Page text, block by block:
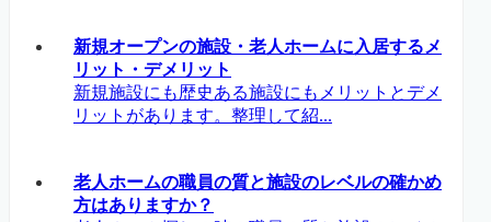
新規オープンの施設・老人ホームに入居するメ
リット・デメリット
新規施設にも歴史ある施設にもメリットとデメ
リットがあります。整理して紹...
老人ホームの職員の質と施設のレベルの確かめ
方はありますか？